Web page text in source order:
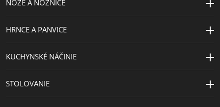
NOŽE A NOŽNICE
HRNCE A PANVICE
KUCHYNSKÉ NÁČINIE
STOLOVANIE